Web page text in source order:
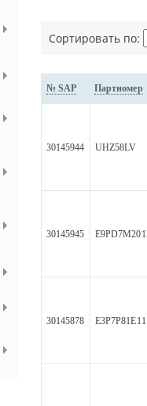
Сортировать по:
№ SAP Партномер
30145944 UHZ58LV
30145945
30145878